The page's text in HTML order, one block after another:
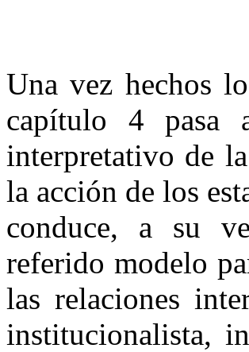
Una vez hechos
capítulo 4 pasa
interpretativo de
la acción de los
conduce, a su
referido modelo
las relaciones
institucionalista,